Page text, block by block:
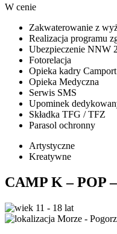
W cenie
Zakwaterowanie z
Realizacja programu
Ubezpieczenie NNW
Fotorelacja
Opieka kadry Camport
Opieka Medyczna
Serwis SMS
Upominek
Składka TFG / TFZ
Parasol ochronny
Artystyczne
Kreatywne
CAMP K – POP
11 - 18 lat
Morze -